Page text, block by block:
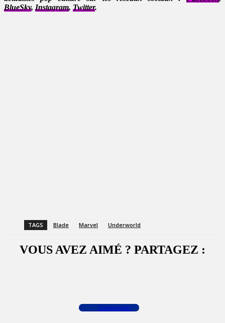
BlueSky, Instagram, Twitter.
TAGS Blade Marvel Underworld
VOUS AVEZ AIMÉ ? PARTAGEZ :
Commenter